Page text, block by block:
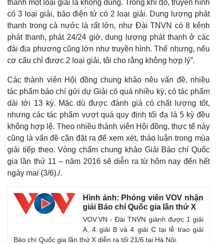
Vụ án
Tin nóng
Vũ khí
Việt Nam
Phân tích
thành một loại giải là không đúng. Trong khi đó, truyền hình
có 3 loại giải, báo điện tử có 2 loại giải. Dung lượng phát
thanh trong cả nước là rất lớn, như Đài TNVN có 8 kênh
phát thanh, phát 24/24 giờ, dung lượng phát thanh ở các
đài địa phương cũng lớn như truyền hình. Thế nhưng, nếu
cơ cấu chỉ được 2 loại giải, tôi cho rằng không hợp lý”.
Các thành viên Hội đồng chung khảo nêu vấn đề, nhiều
tác phẩm báo chí gửi dự Giải có quá nhiều kỳ, có tác phẩm
dài tới 13 kỳ. Mặc dù được đánh giá có chất lượng tốt,
nhưng các tác phẩm vượt quá quy định tối đa là 5 kỳ đều
không hợp lệ. Theo nhiều thành viên Hội đồng, thực tế này
cũng là vấn đề cần đặt ra để xem xét, thảo luận trong mùa
giải tiếp theo. Vòng chấm chung khảo Giải Báo chí Quốc
gia lần thứ 11 – năm 2016 sẽ diễn ra từ hôm nay đến hết
ngày mai (3/6)./.
Hình ảnh: Phóng viên VOV nhận
giải Báo chí Quốc gia lần thứ X
VOV.VN - Đài TNVN giành được 1 giải
A, 4 giải B và 4 giải C tại lễ trao giải
Báo chí Quốc gia lần thứ X diễn ra tối 21/6 tại Hà Nội.